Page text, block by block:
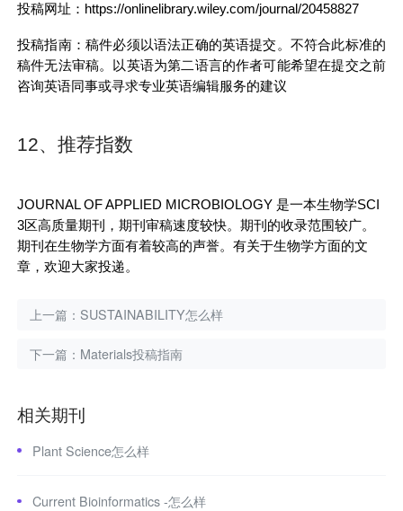
投稿网址：https://onlinelibrary.wiley.com/journal/20458827
投稿指南：稿件必须以语法正确的英语提交。不符合此标准的
稿件无法审稿。以英语为第二语言的作者可能希望在提交之前
咨询英语同事或寻求专业英语编辑服务的建议
12、推荐指数
JOURNAL OF APPLIED MICROBIOLOGY 是一本生物学SCI
3区高质量期刊，期刊审稿速度较快。期刊的收录范围较广。
期刊在生物学方面有着较高的声誉。有关于生物学方面的文
章，欢迎大家投递。
上一篇： SUSTAINABILITY怎么样
下一篇： Materials投稿指南
相关期刊
Plant Science怎么样
Current Bioinformatics -怎么样